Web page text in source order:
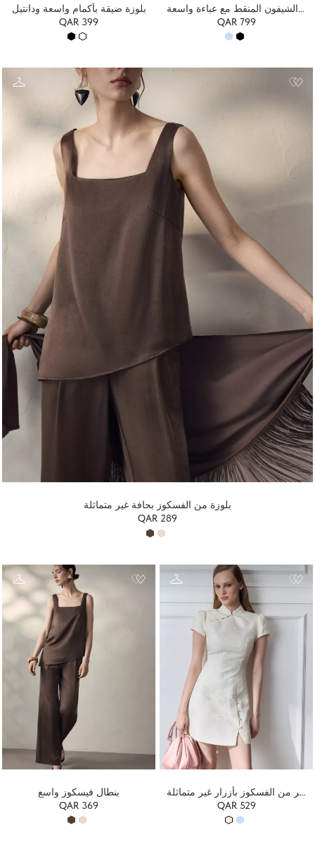
بلوزة ضيقة بأكمام واسعة ودانتيل
QAR 399
فستان ماكسي من الشيفون المنقط مع عباءة واسعة
QAR 799
بلوزة من الفسكوز بحافة غير متماثلة
QAR 289
بنطال فيسكوز واسع
QAR 369
فستان قصير من الفسكوز بأزرار غير متماثلة
QAR 529